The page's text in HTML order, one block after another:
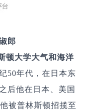
郎
顿大学大气和海洋
50年代，在日本东
后他在日本、美国
被普林斯顿招揽至